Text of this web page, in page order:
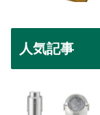
人気記事